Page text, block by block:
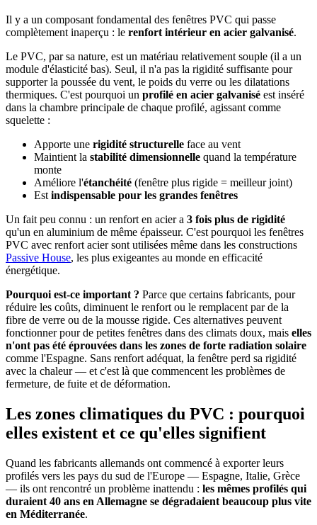
Il y a un composant fondamental des fenêtres PVC qui passe
complètement inaperçu : le renfort intérieur en acier galvanisé.
Le PVC, par sa nature, est un matériau relativement souple (il a un
module d'élasticité bas). Seul, il n'a pas la rigidité suffisante pour
supporter la poussée du vent, le poids du verre ou les dilatations
thermiques. C'est pourquoi un profilé en acier galvanisé est inséré
dans la chambre principale de chaque profilé, agissant comme
squelette :
Apporte une rigidité structurelle face au vent
Maintient la stabilité dimensionnelle quand la température
monte
Améliore l'étanchéité (fenêtre plus rigide = meilleur joint)
Est indispensable pour les grandes fenêtres
Un fait peu connu : un renfort en acier a 3 fois plus de rigidité
qu'un en aluminium de même épaisseur. C'est pourquoi les fenêtres
PVC avec renfort acier sont utilisées même dans les constructions
Passive House, les plus exigeantes au monde en efficacité
énergétique.
Pourquoi est-ce important ? Parce que certains fabricants, pour
réduire les coûts, diminuent le renfort ou le remplacent par de la
fibre de verre ou de la mousse rigide. Ces alternatives peuvent
fonctionner pour de petites fenêtres dans des climats doux, mais elles
n'ont pas été éprouvées dans les zones de forte radiation solaire
comme l'Espagne. Sans renfort adéquat, la fenêtre perd sa rigidité
avec la chaleur — et c'est là que commencent les problèmes de
fermeture, de fuite et de déformation.
Les zones climatiques du PVC : pourquoi
elles existent et ce qu'elles signifient
Quand les fabricants allemands ont commencé à exporter leurs
profilés vers les pays du sud de l'Europe — Espagne, Italie, Grèce
— ils ont rencontré un problème inattendu : les mêmes profilés qui
duraient 40 ans en Allemagne se dégradaient beaucoup plus vite
en Méditerranée.